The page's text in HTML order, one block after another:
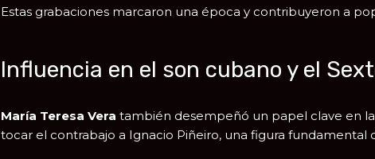
Estas grabaciones marcaron una época y contribuyeron a
Influencia en el son cubano y el
María Teresa Vera también desempeñó un papel clave en
tocar el contrabajo a Ignacio Piñeiro, una figura fundamental